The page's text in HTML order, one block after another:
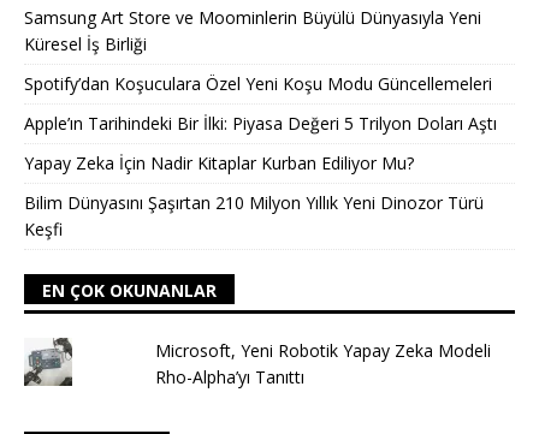
Samsung Art Store ve Moominlerin Büyülü Dünyasıyla Yeni
Küresel İş Birliği
Spotify’dan Koşuculara Özel Yeni Koşu Modu Güncellemeleri
Apple’ın Tarihindeki Bir İlki: Piyasa Değeri 5 Trilyon Doları Aştı
Yapay Zeka İçin Nadir Kitaplar Kurban Ediliyor Mu?
Bilim Dünyasını Şaşırtan 210 Milyon Yıllık Yeni Dinozor Türü
Keşfi
EN ÇOK OKUNANLAR
Microsoft, Yeni Robotik Yapay Zeka Modeli
Rho-Alpha’yı Tanıttı